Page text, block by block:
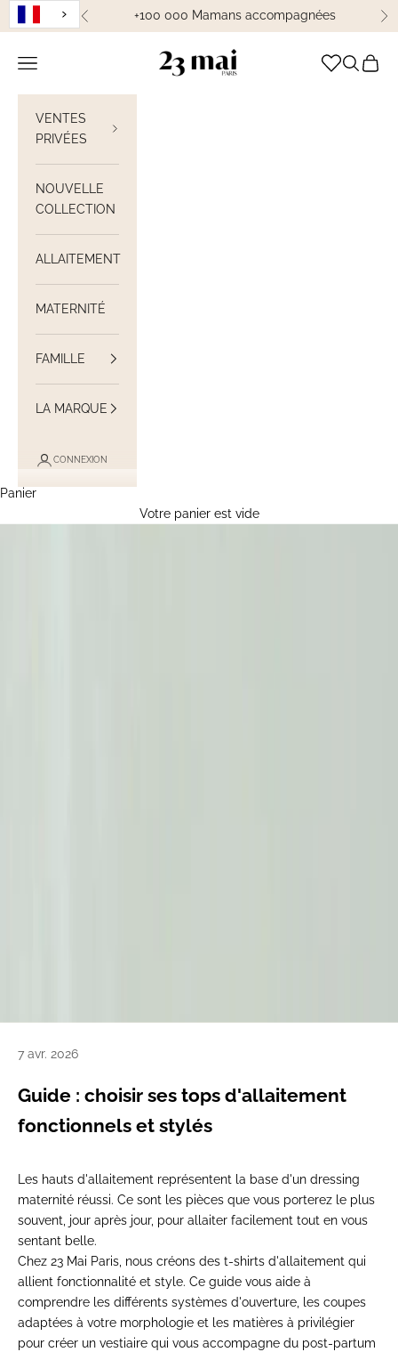
Passer au contenu
Précédent+100 000 Mamans accompagnées
23 Mai Paris
Ouvrir la navigation Ouvrir la
Voir
VENTES
PRIVÉES
NOUVELLE
COLLECTION
ALLAITEMENT
MATERNITÉ
FAMILLE
LA MARQUE
CONNEXION
Panier
Votre panier est vide
7 avr. 2026
Guide : choisir ses tops d'allaitement
fonctionnels et stylés
Les hauts d'allaitement représentent la base d'un dressing
maternité réussi. Ce sont les pièces que vous porterez le plus
souvent, jour après jour, pour allaiter facilement tout en vous
sentant belle.
Chez 23 Mai Paris, nous créons des t-shirts d'allaitement qui
allient fonctionnalité et style. Ce guide vous aide à
comprendre les différents systèmes d'ouverture, les coupes
adaptées à votre morphologie et les matières à privilégier
pour créer un vestiaire qui vous accompagne du post-partum